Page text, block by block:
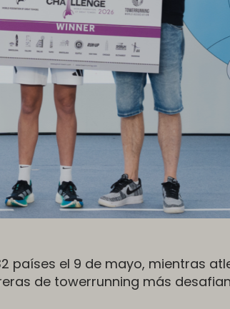
países el 9 de mayo, mientras
de towerrunning más